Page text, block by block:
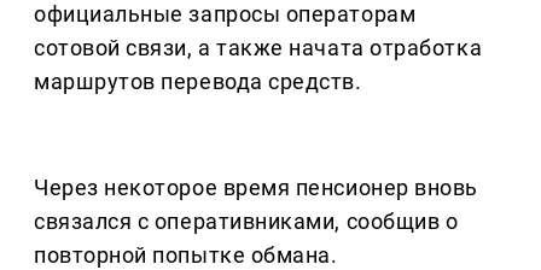
официальные запросы операторам
сотовой связи, а также начата отработка
маршрутов перевода средств.
Через некоторое время пенсионер вновь
связался с оперативниками, сообщив о
повторной попытке обмана.